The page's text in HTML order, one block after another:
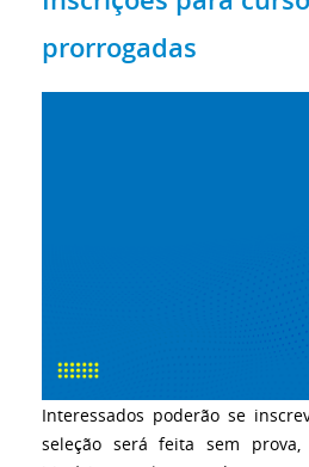
prorrogadas
Interessados poderão se
seleção será feita sem